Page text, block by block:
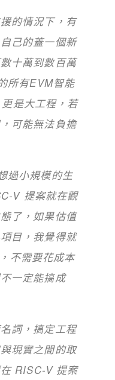
的情況下，有
己的蓋一個新
十萬到數百萬
所有EVM智能
是大工程，若
可能無法負擔
過小規模的生
V 提案就在觀
了，如果估值
目，我覺得就
不需要花成本
一定能搞成
詞，搞定工程
現實之間的取
RISC-V 提案